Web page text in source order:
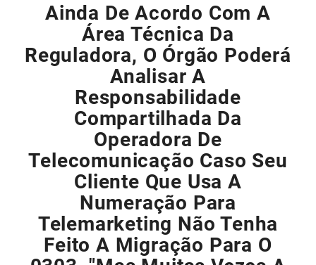
Ainda De Acordo Com A
Área Técnica Da
Reguladora, O Órgão Poderá
Analisar A
Responsabilidade
Compartilhada Da
Operadora De
Telecomunicação Caso Seu
Cliente Que Usa A
Numeração Para
Telemarketing Não Tenha
Feito A Migração Para O